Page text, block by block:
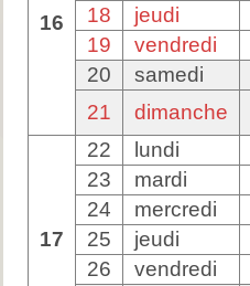
16
18
jeudi
19 vendredi
20
samedi
21
dimanche
17
22
lundi
23
mardi
24
mercredi
25
jeudi
26
vendredi